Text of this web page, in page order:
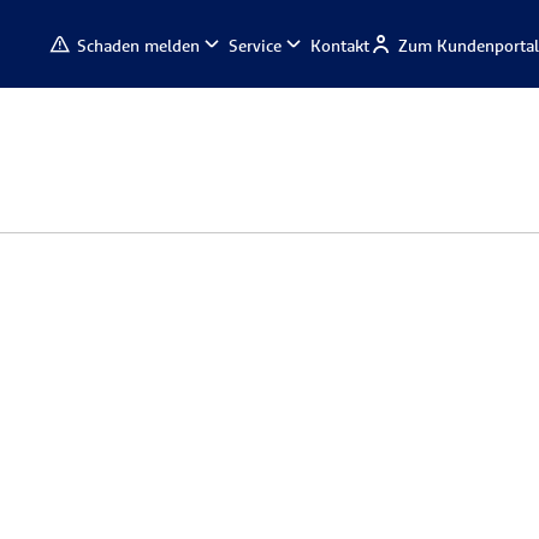
Schaden melden Service Kontakt Zum Kundenportal